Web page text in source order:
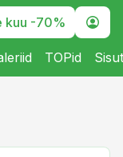
kuu -70%
TOPid